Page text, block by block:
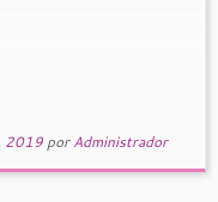
2019 porAdministrador